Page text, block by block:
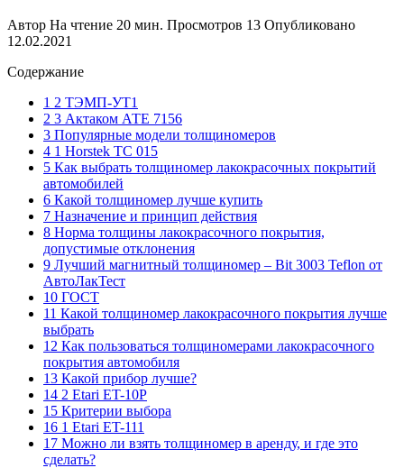
Автор На чтение 20 мин. Просмотров 13 Опубликовано
12.02.2021
Содержание
1 2 ТЭМП-УТ1
2 3 Актаком АТЕ 7156
3 Популярные модели толщиномеров
4 1 Horstek TC 015
5 Как выбрать толщиномер лакокрасочных покрытий
автомобилей
6 Какой толщиномер лучше купить
7 Назначение и принцип действия
8 Норма толщины лакокрасочного покрытия,
допустимые отклонения
9 Лучший магнитный толщиномер – Bit 3003 Teflon от
АвтоЛакТест
10 ГОСТ
11 Какой толщиномер лакокрасочного покрытия лучше
выбрать
12 Как пользоваться толщиномерами лакокрасочного
покрытия автомобиля
13 Какой прибор лучше?
14 2 Etari ET-10P
15 Критерии выбора
16 1 Etari ET-111
17 Можно ли взять толщиномер в аренду, и где это
сделать?